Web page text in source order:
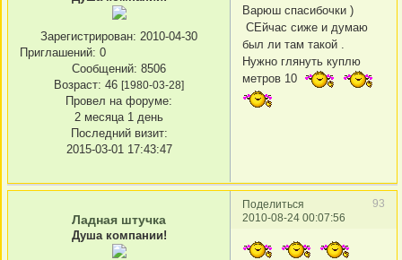
Зарегистрирован: 2010-04-30
Приглашений: 0
Сообщений: 8506
Возраст: 46 [1980-03-28]
Провел на форуме:
2 месяца 1 день
Последний визит:
2015-03-01 17:43:47
Варюш спасибочки )
СЕйчас сиже и думаю
был ли там такой .
Нужно глянуть куплю
метров 10
Поделиться
93
2010-08-24 00:07:56
Ладная штучка
Душа компании!